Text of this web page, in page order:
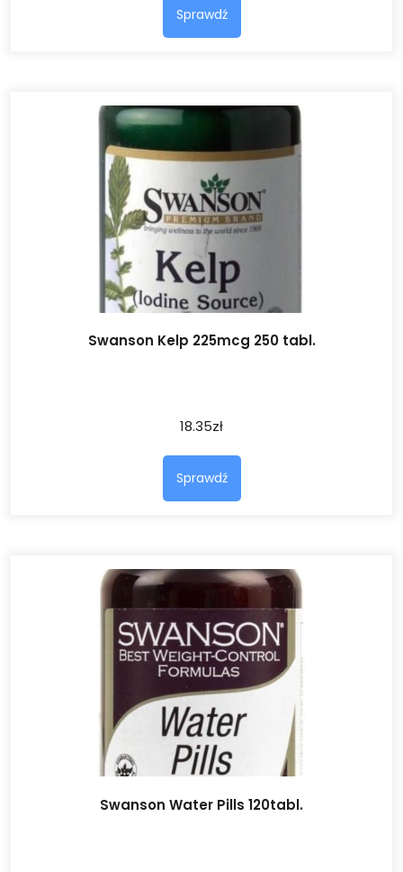
Sprawdź
Swanson Kelp 225mcg 250 tabl.
18.35zł
Sprawdź
Swanson Water Pills 120tabl.